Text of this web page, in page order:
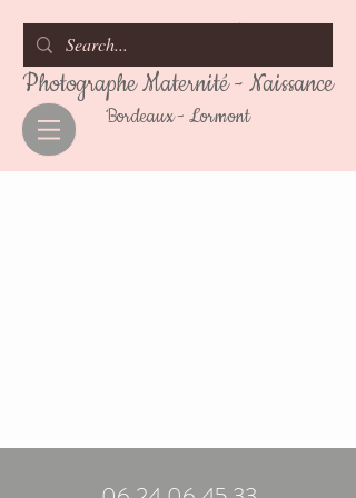
Marion Herlin
Photographe Maternité - Naissance
Bordeaux - Lormont